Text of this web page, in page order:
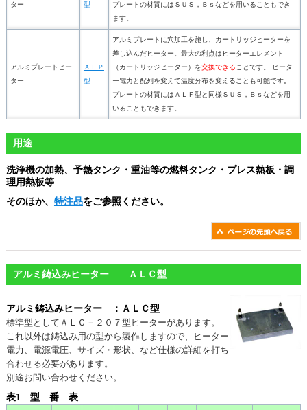
ター
型
プレートの材質にはＳＵＳ，Ｂｓなどを用いることもでき
ます。
アルミプレートヒー
ター
ＡＬＰ
型
アルミプレートに穴加工を施し、カートリッジヒーターを
差し込んだヒーター。最大の利点はヒーターエレメント
（カートリッジヒーター）を交換できる ことです。 ヒータ
ー電力と配列を変えて温度分布を変えることも可能です。
プレートの材質にはＡＬＦ型と同様ＳＵＳ，Ｂｓなどを用
いることもできます。
用途
洗浄機の加熱、予熱タンク・重油等の燃料タンク・プレス熱板・調
理用熱板等
そのほか、 特注品をご参照ください。
アルミ鋳込みヒーター ＡＬＣ型
アルミ鋳込みヒーター ：ＡＬＣ型
標準型としてＡＬＣ－２０７型ヒーターがあります。
これ以外は鋳込み用の型から製作しますので、ヒーター
電力、電源電圧、サイズ・形状、など仕様の詳細を打ち
合わせる必要があります。
別途お問い合わせください。
表1 型 番 表